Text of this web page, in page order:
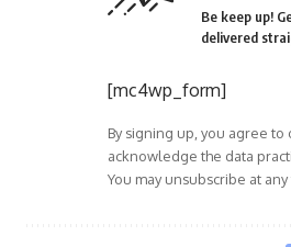
Be keep up!
delivered
[mc4wp_form]
By signing up, you agree to
acknowledge the data
You may unsubscribe at any